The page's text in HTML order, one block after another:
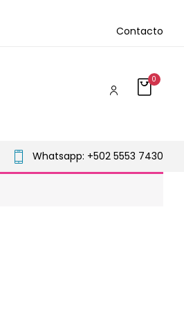
Contacto
0
Whatsapp: +502 5553 7430